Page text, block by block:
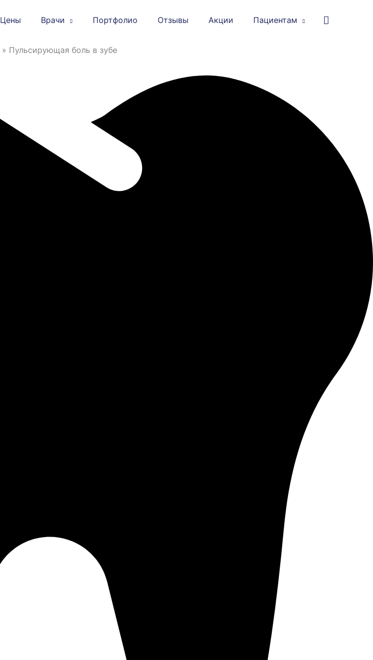
Цены Врачи Портфолио Отзывы Акции Пациентам
» Пульсирующая боль в зубе